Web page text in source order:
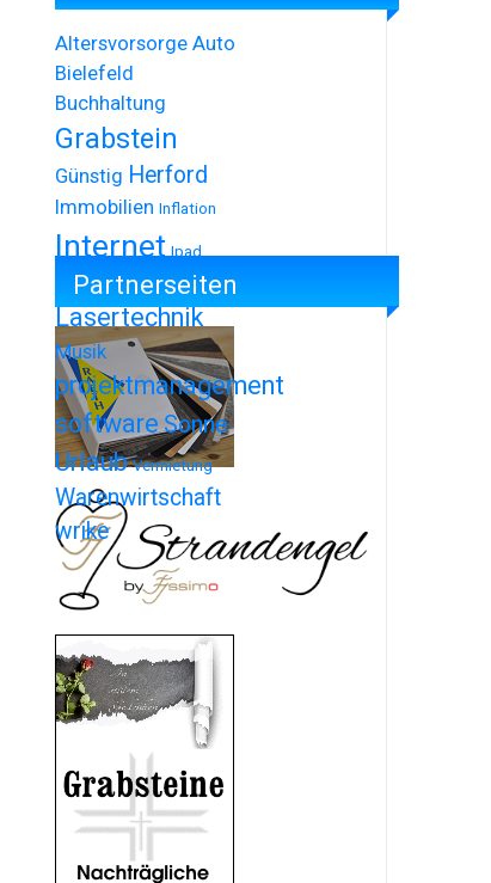
Altersvorsorge Auto
Bielefeld
Buchhaltung
Grabstein
Günstig Herford
Immobilien Inflation
Internet Ipad
Iphone
Lasertechnik
Musik
projektmanagement
softwareSonne
Urlaub Vermietung
Warenwirtschaft
wrike
Partnerseiten